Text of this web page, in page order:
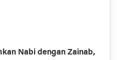
Nabi dengan Zainab,